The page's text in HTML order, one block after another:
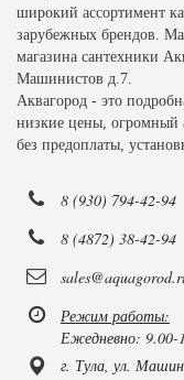
широкий ассортимент
зарубежных брендов.
магазина сантехники
Машинистов д.7.
Аквагород - это
низкие цены, огромный
без предоплаты,
8 (930) 794-42-94
8 (4872) 38-42-94
Режим работы:
Ежедневно: 9.00-
г. Тула, ул.